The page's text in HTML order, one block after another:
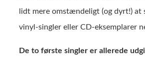
lidt mere omstændeligt (og dyrt!) at
vinyl-singler eller CD-eksemplarer
De to første singler er allerede